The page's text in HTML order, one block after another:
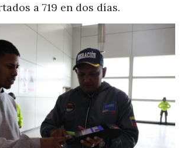
a 719 en dos días.